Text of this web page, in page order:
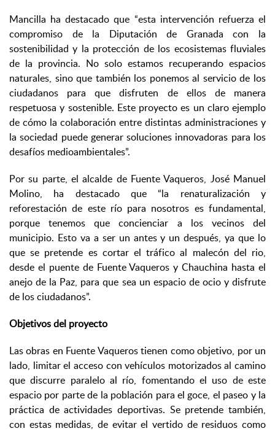
Mancilla ha destacado que “esta intervención refuerza el
compromiso de la Diputación de Granada con la
sostenibilidad y la protección de los ecosistemas fluviales
de la provincia. No solo estamos recuperando espacios
naturales, sino que también los ponemos al servicio de los
ciudadanos para que disfruten de ellos de manera
respetuosa y sostenible. Este proyecto es un claro ejemplo
de cómo la colaboración entre distintas administraciones y
la sociedad puede generar soluciones innovadoras para los
desafíos medioambientales”.
Por su parte, el alcalde de Fuente Vaqueros, José Manuel
Molino, ha destacado que “la renaturalización y
reforestación de este río para nosotros es fundamental,
porque tenemos que concienciar a los vecinos del
municipio. Esto va a ser un antes y un después, ya que lo
que se pretende es cortar el tráfico al malecón del rio,
desde el puente de Fuente Vaqueros y Chauchina hasta el
anejo de la Paz, para que sea un espacio de ocio y disfrute
de los ciudadanos”.
Objetivos del proyecto
Las obras en Fuente Vaqueros tienen como objetivo, por un
lado, limitar el acceso con vehículos motorizados al camino
que discurre paralelo al río, fomentando el uso de este
espacio por parte de la población para el goce, el paseo y la
práctica de actividades deportivas. Se pretende también,
con estas medidas, de evitar el vertido de residuos como